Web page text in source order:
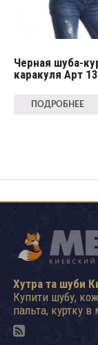
Черная шуба-
каракуля Арт
ПОДРОБНЕЕ
Хутра та шуби
Купити шубу,
пальта, куртку